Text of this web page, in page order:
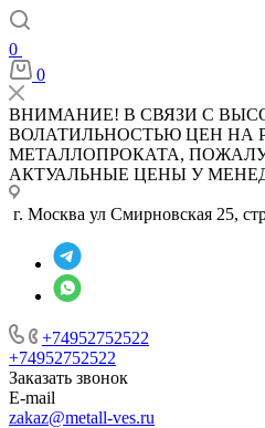
0
0
ВНИМАНИЕ! В СВЯЗИ С
ВОЛАТИЛЬНОСТЬЮ ЦЕН НА
МЕТАЛЛОПРОКАТА,
АКТУАЛЬНЫЕ ЦЕНЫ У
г. Москва ул Смирновская 25,
+74952752522
+74952752522
Заказать звонок
E-mail
zakaz@metall-ves.ru